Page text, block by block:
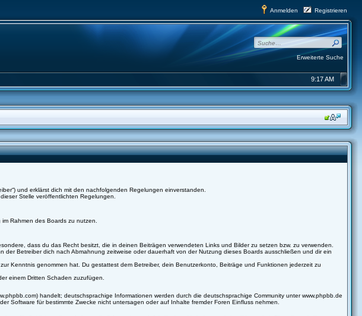
Anmelden Registrieren
Erweiterte Suche
9:17 AM
und erklärst dich mit den nachfolgenden Regelungen einverstanden.
Stelle veröffentlichten Regelungen.
Rahmen des Boards zu nutzen.
dass du das Recht besitzt, die in deinen Beiträgen verwendeten Links und Bilder zu setzen bzw. zu verwenden.
Betreiber dich nach Abmahnung zeitweise oder dauerhaft von der Nutzung dieses Boards ausschließen und dir ein
Kenntnis genommen hat. Du gestattest dem Betreiber, dein Benutzerkonto, Beiträge und Funktionen jederzeit zu
einem Dritten Schaden zuzufügen.
handelt; deutschsprachige Informationen werden durch die deutschsprachige Community unter www.phpbb.de
Software für bestimmte Zwecke nicht untersagen oder auf Inhalte fremder Foren Einfluss nehmen.